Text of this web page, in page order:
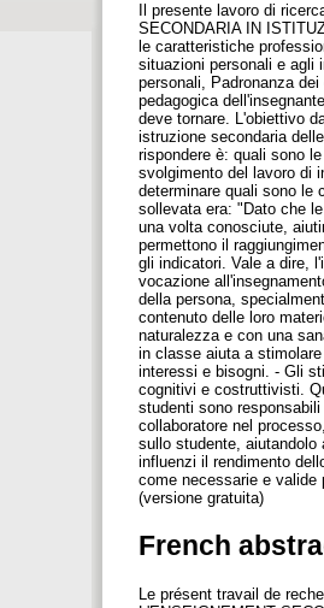
Il presente lavoro di
SECONDARIA IN
le caratteristiche
situazioni personali e agli
personali, Padronanza
pedagogica
deve tornare. L'obiettivo
istruzione secondaria
rispondere è: quali sono
svolgimento del lavoro di
determinare quali sono le
sollevata era: "Dato che
una volta conosciute,
permettono il
gli indicatori. Vale a dire,
vocazione
della persona,
contenuto delle loro
naturalezza e con una
in classe aiuta a
interessi e bisogni. - Gli
cognitivi e costruttivisti.
studenti sono
collaboratore nel
sullo studente, aiutandolo
influenzi il rendimento
come necessarie e valide
(versione gratuita)
French
Le présent travail de